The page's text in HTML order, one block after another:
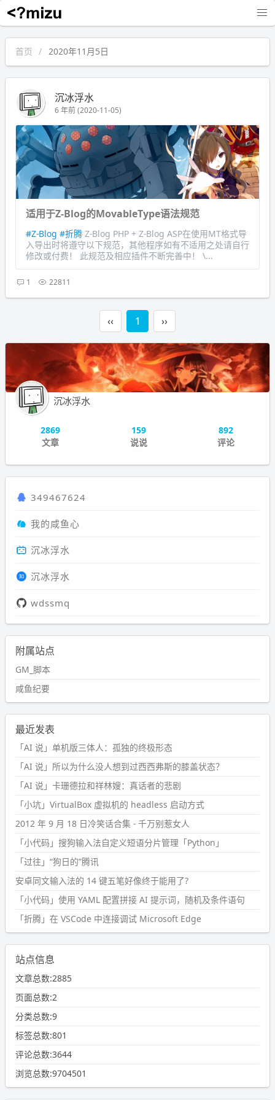
沉冰浮水
首页 2020年11月5日
沉冰浮水
6 年前 (2020-11-05)
适用于Z-Blog的MovableType语法规范
#Z-Blog #折腾 Z-Blog PHP + Z-Blog ASP在使用MT格式导
入导出时将遵守以下规范，其他程序如有不适用之处请自行
修改或付费！ 此规范及相应插件不断完善中！ \...
1 22811
‹‹ 1 ››
沉冰浮水
2869
文章
159
说说
892
评论
349467624
我的咸鱼心
沉冰浮水
沉冰浮水
wdssmq
附属站点
GM_脚本
咸鱼纪要
最近发表
「AI 说」单机版三体人：孤独的终极形态
「AI 说」所以为什么没人想到过西西弗斯的膝盖状态？
「AI 说」卡珊德拉和祥林嫂：真话者的悲剧
「小坑」VirtualBox 虚拟机的 headless 启动方式
2012 年 9 月 18 日冷笑话合集 - 千万别惹女人
「小代码」搜狗输入法自定义短语分片管理「Python」
「过往」“狗日的”腾讯
安卓同文输入法的 14 键五笔好像终于能用了?
「小代码」使用 YAML 配置拼接 AI 提示词，随机及条件语句
「折腾」在 VSCode 中连接调试 Microsoft Edge
站点信息
文章总数:2885
页面总数:2
分类总数:9
标签总数:801
评论总数:3644
浏览总数:9704501